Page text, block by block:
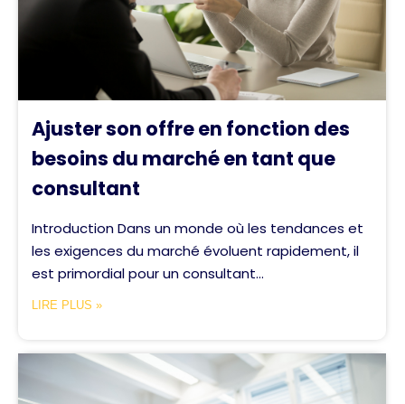
Ajuster son offre en fonction des
besoins du marché en tant que
consultant
Introduction Dans un monde où les tendances et
les exigences du marché évoluent rapidement, il
est primordial pour un consultant...
LIRE PLUS »